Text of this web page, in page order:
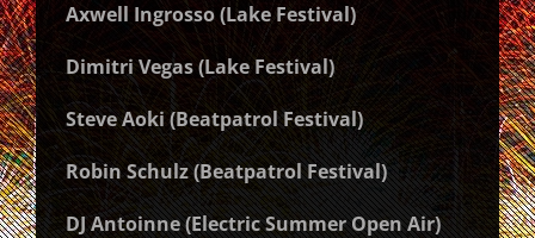
Axwell Ingrosso (Lake Festival)
Dimitri Vegas (Lake Festival)
Steve Aoki (Beatpatrol Festival)
Robin Schulz (Beatpatrol Festival)
DJ Antoinne (Electric Summer Open Air)